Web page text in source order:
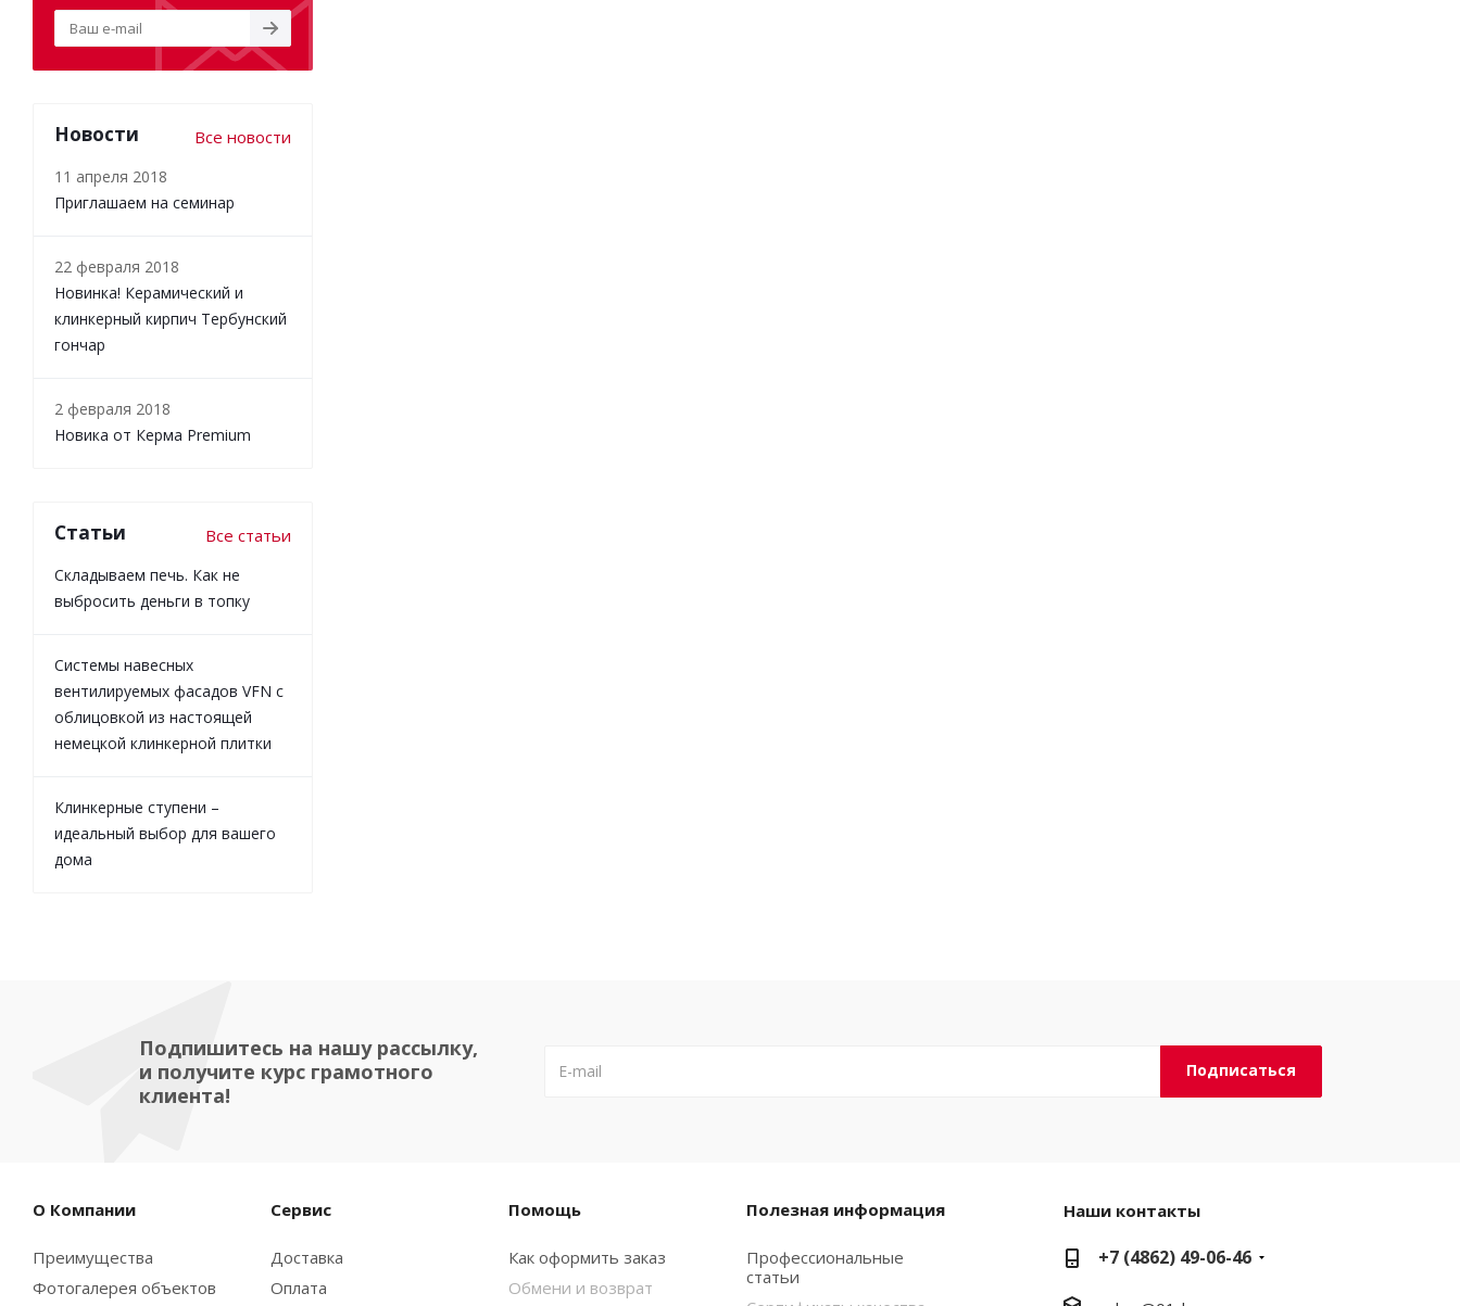
Новости Все новости
11 апреля 2018
Приглашаем на семинар
22 февраля 2018
Новинка! Керамический и
клинкерный кирпич Тербунский
гончар
2 февраля 2018
Новика от Керма Premium
Статьи Все статьи
Складываем печь. Как не
выбросить деньги в топку
Системы навесных
вентилируемых фасадов VFN с
облицовкой из настоящей
немецкой клинкерной плитки
Клинкерные ступени –
идеальный выбор для вашего
дома
Подпишитесь на нашу рассылку,
и получите курс грамотного
клиента!
О Компании
Преимущества
Фотогалерея объектов
Сервис
Доставка
Оплата
Помощь
Как оформить заказ
Обмени и возврат
Полезная информация
Профессиональные
статьи
Наши контакты
+7 (4862) 49-06-46